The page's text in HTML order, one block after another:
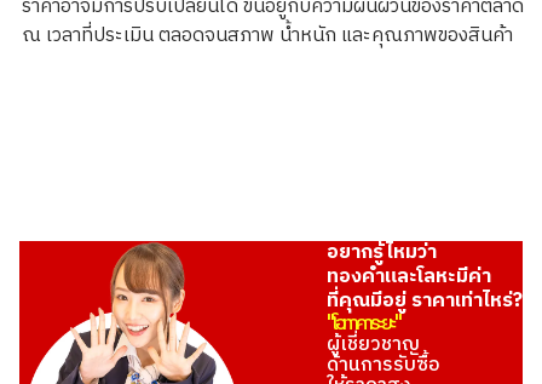
ราคาอาจมีการปรับเปลี่ยนได้ ขึ้นอยู่กับความผันผวนของราคาตลาด
ณ เวลาที่ประเมิน ตลอดจนสภาพ น้ำหนัก และคุณภาพของสินค้า
อยากรู้ไหมว่า
ทองคำและโลหะมีค่า
ที่คุณมีอยู่ ราคาเท่าไหร่?
"โอทาคาระยะ"
ผู้เชี่ยวชาญ
ด้านการรับซื้อ